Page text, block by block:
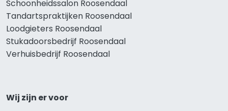
Schoonheidssalon Roosendaal
Tandartspraktijken Roosendaal
Loodgieters Roosendaal
Stukadoorsbedrijf Roosendaal
Verhuisbedrijf Roosendaal
Wij zijn er voor